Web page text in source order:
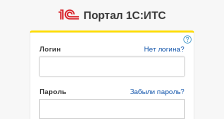
Портал 1C:ИТС
Логин Нет логина?
Пароль Забыли пароль?